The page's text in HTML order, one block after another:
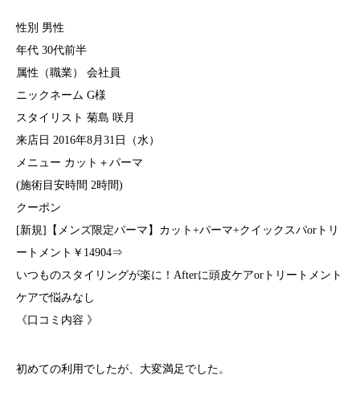
性別 男性
年代 30代前半
属性（職業） 会社員
ニックネーム G様
スタイリスト 菊島 咲月
来店日 2016年8月31日（水）
メニュー カット＋パーマ
(施術目安時間 2時間)
クーポン
[新規]【メンズ限定パーマ】カット+パーマ+クイックスパorトリ
ートメント￥14904⇒
いつものスタイリングが楽に！Afterに頭皮ケアorトリートメント
ケアで悩みなし
《口コミ内容 》
初めての利用でしたが、大変満足でした。